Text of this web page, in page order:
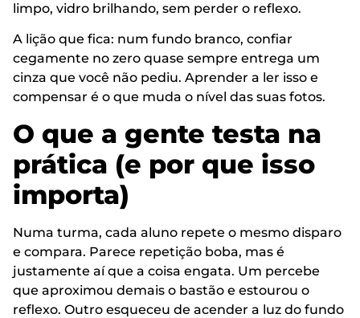
limpo, vidro brilhando, sem perder o reflexo.
A lição que fica: num fundo branco, confiar
cegamente no zero quase sempre entrega um
cinza que você não pediu. Aprender a ler isso e
compensar é o que muda o nível das suas fotos.
O que a gente testa na
prática (e por que isso
importa)
Numa turma, cada aluno repete o mesmo disparo
e compara. Parece repetição boba, mas é
justamente aí que a coisa engata. Um percebe
que aproximou demais o bastão e estourou o
reflexo. Outro esqueceu de acender a luz do fundo